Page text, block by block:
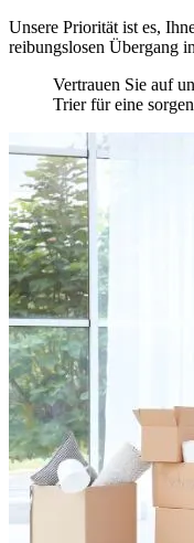
Unsere Priorität ist es,
reibungslosen Übergang
Vertrauen Sie auf
Trier für eine